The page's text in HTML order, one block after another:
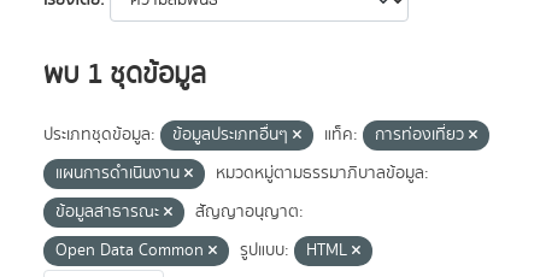
พบ 1 ชุดข้อมูล
ประเภทชุดข้อมูล: ข้อมูลประเภทอื่นๆ แท็ค:
การท่องเที่ยว
แผนการดำเนินงาน
หมวดหมู่ตามธรรมาภิบาลข้อมูล:
ข้อมูลสาธารณะ
สัญญาอนุญาต:
Open Data Common
รูปแบบ:
HTML